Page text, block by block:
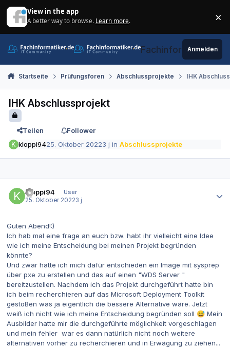
View in the app
A better way to browse. Learn more. ×
Fachinformatiker.de
Anmelden
Startseite Prüfungsforen Abschlussprojekte IHK
IHK Abschlussprojekt
Teilen
Follower
kloppi9425. Oktober 20223 j inAbschlussprojekte
kloppi94
User
25. Oktober 20223 j
Guten Abend!:)
Ich hab mal eine frage an euch bzw. habt ihr vielleicht eine Idee
wie ich meine Entscheidung bei meinen Projekt begründen
könnte?
Und zwar hatte ich mich dafür entschieden ein Image mit sysprep
über pxe zu erstellen und das auf einen "WDS Server "
bereitzustellen. Nachdem ich das Projekt durchgeführt hatte bin
ich beim recherchieren auf das Microsoft Deployment Toolkit
gestoßen was ja eigentlich die bessere Alternative wäre. Jetzt
weiß ich nicht wie ich meine Entscheidung begründen soll 😅 Mein
Ausbilder hatte mir die durchgeführte möglichkeit vorgeschlagen
und mein fehler war es dann natürlich nicht noch weitere
alternativen vorher zu recherchieren und in Erwägung zu ziehen...